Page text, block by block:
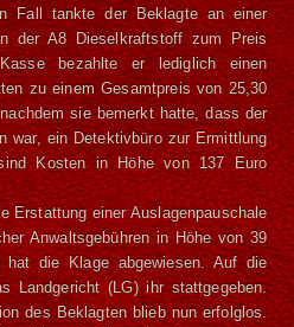
Fall tankte der Beklagte an einer
der A8 Dieselkraftstoff zum Preis
bezahlte er lediglich einen
zu einem Gesamtpreis von 25,30
sie bemerkt hatte, dass der
war, ein Detektivbüro zur Ermittlung
Kosten in Höhe von 137 Euro
Erstattung einer Auslagenpauschale
Anwaltsgebühren in Höhe von 39
die Klage abgewiesen. Auf die
Landgericht (LG) ihr stattgegeben.
des Beklagten blieb nun erfolglos.